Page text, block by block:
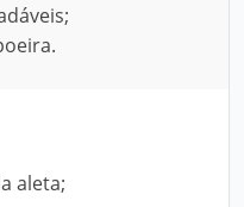
aleta;